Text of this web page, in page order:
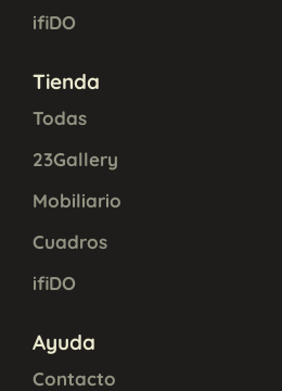
ifiDO
Tienda
Todas
23Gallery
Mobiliario
Cuadros
ifiDO
Ayuda
Contacto